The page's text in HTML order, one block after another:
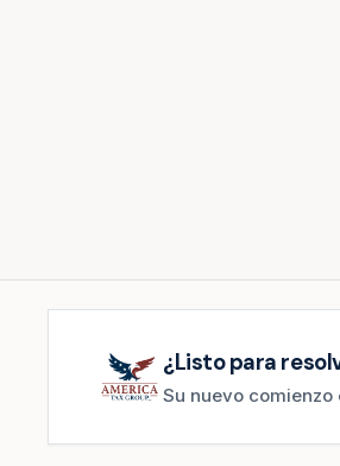
¿Listo para
Su nuevo comienzo